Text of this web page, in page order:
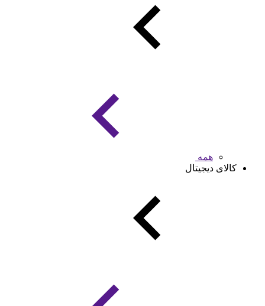
همه
کالای دیجیتال